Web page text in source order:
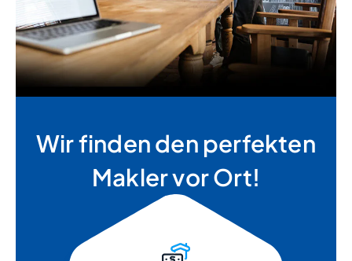
Wir finden den perfekten
Makler vor Ort!